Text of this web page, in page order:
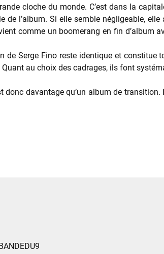
cloche du monde. C’est dans la
de l’album. Si elle semble négligeable,
comme un boomerang en fin
de Serge Fino reste identique et
au choix des cadrages, ils font
donc davantage qu’un album de